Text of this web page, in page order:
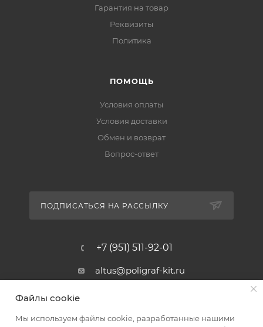
Гарантия на товар
Реквизиты
Политика
ПОМОЩЬ
Условия оплаты
Условия доставки
Обмен и возврат
Вопрос-ответ
ПОДПИСАТЬСЯ НА РАССЫЛКУ
+7 (951) 511-92-01
altus@poligraf-kit.ru
Магазин-склад ТЦ "Альтус"
пос. Янтарный, Малое Зеленое
Файлы cookie
Мы используем файлы cookie, разработанные нашими